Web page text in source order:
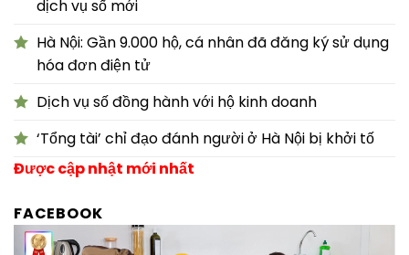
dịch vụ số mới
Hà Nội: Gần 9.000 hộ, cá nhân đã đăng ký sử dụng
hóa đơn điện tử
Dịch vụ số đồng hành với hộ kinh doanh
‘Tổng tài’ chỉ đạo đánh người ở Hà Nội bị khởi tố
Được cập nhật mới nhất
FACEBOOK